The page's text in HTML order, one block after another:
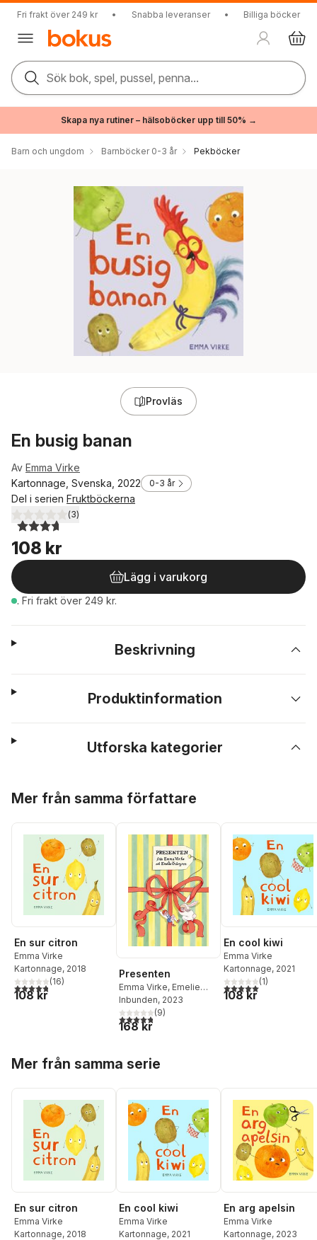
Fri frakt över 249 kr • Snabba leveranser • Billiga böcker
Sök bok, spel, pussel, penna...
Skapa nya rutiner – hälsoböcker upp till 50% →
Barn och ungdom Barnböcker 0-3 år Pekböcker
Provläs
En busig banan
Av Emma Virke
Kartonnage, Svenska, 2022
0-3 år
Del i serien Fruktböckerna
3,7utav 5 stjärnor. Totalt antal röster:
(3)
108 kr
Lägg i varukorg
. Fri frakt över 249 kr.
Beskrivning
Produktinformation
Utforska kategorier
Mer från samma författare
En sur citron
Emma Virke
Kartonnage, 2018
4,8utav 5 stjärnor. Totalt antal röster:
(16)
108 kr
Presenten
Emma Virke, Emelie
Östergren
Inbunden, 2023
4,8utav 5 stjärnor. Totalt antal röster:
(9)
168 kr
En cool kiwi
Emma Virke
Kartonnage, 2021
5,0utav 5 stjärnor.
(1)
108 kr
Mer från samma serie
En sur citron
Emma Virke
Kartonnage, 2018
En cool kiwi
Emma Virke
Kartonnage, 2021
En arg apelsin
Emma Virke
Kartonnage, 2023